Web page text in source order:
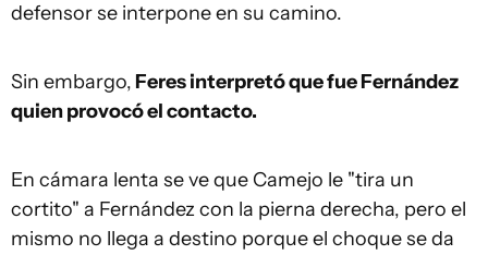
defensor se interpone en su camino.
Sin embargo, Feres interpretó que fue Fernández
quien provocó el contacto.
En cámara lenta se ve que Camejo le "tira un
cortito" a Fernández con la pierna derecha, pero el
mismo no llega a destino porque el choque se da